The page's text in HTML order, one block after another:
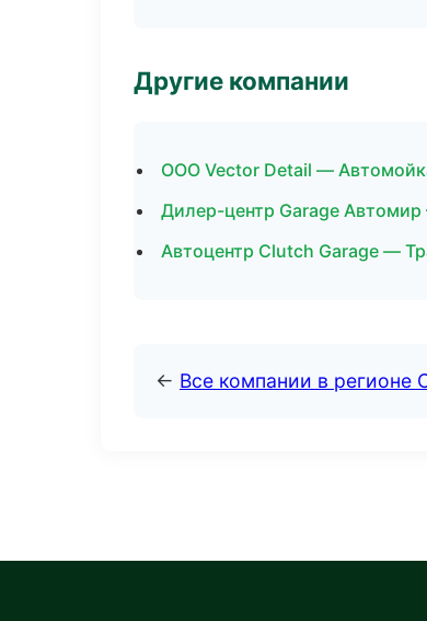
Другие компании
ООО Vector Detail —
Дилер-центр Garage
Автоцентр Clutch Garage —
← Все компании в регионе